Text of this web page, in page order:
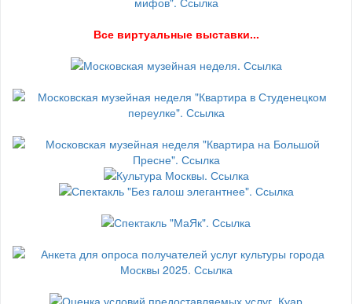
Все виртуальные выставки...